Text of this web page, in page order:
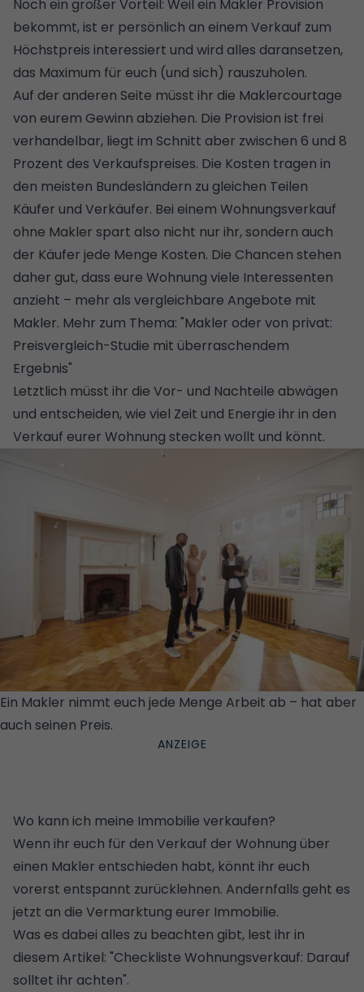
Noch ein großer Vorteil: Weil ein Makler Provision
bekommt, ist er persönlich an einem Verkauf zum
Höchstpreis interessiert und wird alles daransetzen,
das Maximum für euch (und sich) rauszuholen.
Auf der anderen Seite müsst ihr die Maklercourtage
von eurem Gewinn abziehen. Die Provision ist frei
verhandelbar, liegt im Schnitt aber zwischen 6 und 8
Prozent des Verkaufspreises. Die Kosten tragen in
den meisten Bundesländern zu gleichen Teilen
Käufer und Verkäufer. Bei einem Wohnungsverkauf
ohne Makler spart also nicht nur ihr, sondern auch
der Käufer jede Menge Kosten. Die Chancen stehen
daher gut, dass eure Wohnung viele Interessenten
anzieht – mehr als vergleichbare Angebote mit
Makler. Mehr zum Thema: "Makler oder von privat:
Preisvergleich-Studie mit überraschendem
Ergebnis"
Letztlich müsst ihr die Vor- und Nachteile abwägen
und entscheiden, wie viel Zeit und Energie ihr in den
Verkauf eurer Wohnung stecken wollt und könnt.
Ein Makler nimmt euch jede Menge Arbeit ab – hat aber
auch seinen Preis.
Wo kann ich meine Immobilie verkaufen?
Wenn ihr euch für den Verkauf der Wohnung über
einen Makler entschieden habt, könnt ihr euch
vorerst entspannt zurücklehnen. Andernfalls geht es
jetzt an die Vermarktung eurer Immobilie.
Was es dabei alles zu beachten gibt, lest ihr in
diesem Artikel: "Checkliste Wohnungsverkauf: Darauf
solltet ihr achten".